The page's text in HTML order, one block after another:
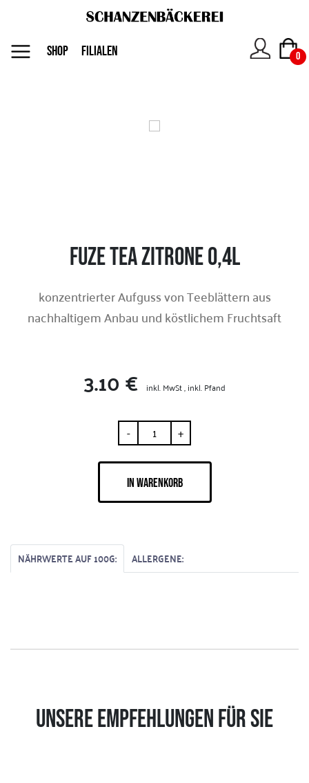
SHOP FILIALEN 0
Fuze Tea Zitrone 0,4l
konzentrierter Aufguss von Teeblättern aus
nachhaltigem Anbau und köstlichem Fruchtsaft
3.10 € inkl. MwSt , inkl. Pfand
- +
IN WARENKORB
NÄHRWERTE AUF 100G: ALLERGENE:
UNSERE EMPFEHLUNGEN FÜR SIE